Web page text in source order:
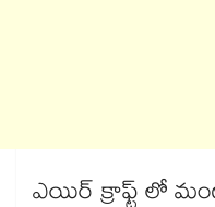
ఎయిర్ క్రాఫ్ట్ లో